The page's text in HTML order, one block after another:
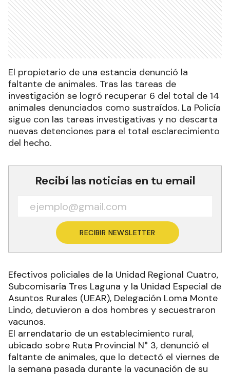
El propietario de una estancia denunció la
faltante de animales. Tras las tareas de
investigación se logró recuperar 6 del total de 14
animales denunciados como sustraídos. La Policía
sigue con las tareas investigativas y no descarta
nuevas detenciones para el total esclarecimiento
del hecho.
Recibí las noticias en tu email
RECIBIR NEWSLETTER
Efectivos policiales de la Unidad Regional Cuatro,
Subcomisaría Tres Laguna y la Unidad Especial de
Asuntos Rurales (UEAR), Delegación Loma Monte
Lindo, detuvieron a dos hombres y secuestraron
vacunos.
El arrendatario de un establecimiento rural,
ubicado sobre Ruta Provincial N° 3, denunció el
faltante de animales, que lo detectó el viernes de
la semana pasada durante la vacunación de su